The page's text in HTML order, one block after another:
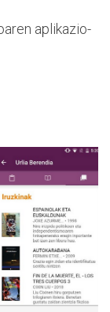
aplikazio-